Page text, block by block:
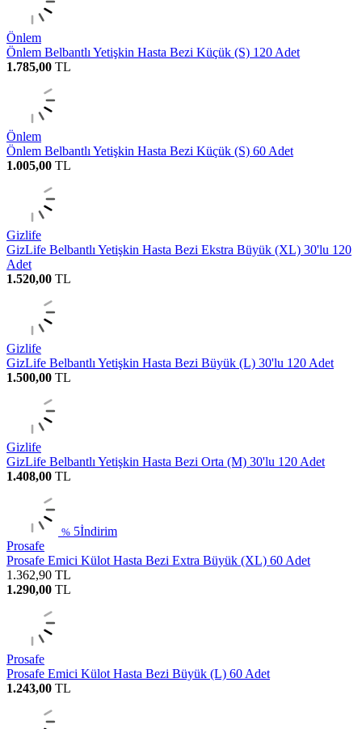
Önlem
Önlem Belbantlı Yetişkin Hasta Bezi Küçük (S) 120 Adet
1.785,00 TL
Önlem
Önlem Belbantlı Yetişkin Hasta Bezi Küçük (S) 60 Adet
1.005,00 TL
Gizlife
GizLife Belbantlı Yetişkin Hasta Bezi Ekstra Büyük (XL) 30'lu 120
Adet
1.520,00 TL
Gizlife
GizLife Belbantlı Yetişkin Hasta Bezi Büyük (L) 30'lu 120 Adet
1.500,00 TL
Gizlife
GizLife Belbantlı Yetişkin Hasta Bezi Orta (M) 30'lu 120 Adet
1.408,00 TL
% 5İndirim
Prosafe
Prosafe Emici Külot Hasta Bezi Extra Büyük (XL) 60 Adet
1.362,90 TL
1.290,00 TL
Prosafe
Prosafe Emici Külot Hasta Bezi Büyük (L) 60 Adet
1.243,00 TL